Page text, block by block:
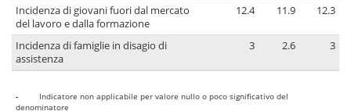
Incidenza di giovani fuori dal mercato
del lavoro e dalla formazione
12.4 11.9 12.3
Incidenza di famiglie in disagio di
assistenza
3 2.6 3
-
Indicatore non applicabile per valore nullo o poco significativo del
denominatore